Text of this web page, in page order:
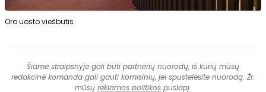
Oro uosto viešbutis
Šiame straipsnyje gali būti partnerių nuorodų, iš kurių mūsų
redakcinė komanda gali gauti komisinių, jei spustelėsite nuorodą. Žr.
mūsų reklamos politikos puslapį.